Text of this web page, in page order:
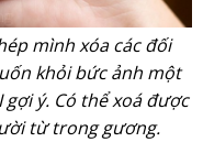
mình xóa các đối
khỏi bức ảnh một
ý. Có thể xoá được
từ trong gương.